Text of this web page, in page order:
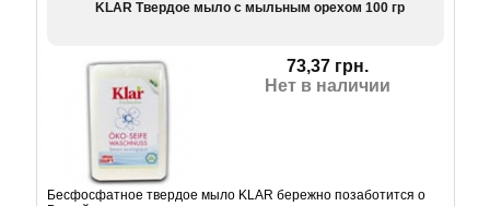
KLAR Твердое мыло с мыльным орехом 100 гр
73,37 грн.
Нет в наличии
Бесфосфатное твердое мыло KLAR бережно позаботится о